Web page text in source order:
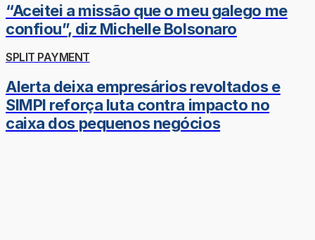
“Aceitei a missão que o meu galego me
confiou”, diz Michelle Bolsonaro
SPLIT PAYMENT
Alerta deixa empresários revoltados e
SIMPI reforça luta contra impacto no
caixa dos pequenos negócios